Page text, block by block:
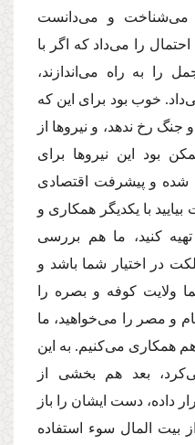
مى‌شناخت و مى‌دانست
را مى‌داد كه اگر با
را به راه مى‌اندازند،
خوب بود براى این كه
رخ ندهد، و نیروها از
بود این نیروها براى
شده و پیشرفت اقتصادى
با یكدیگر همكارى و
كنید، ما هم بررسى
در اختیار شما باشد و
ولایت كوفه و بصره را
و مصر را مى‌خواهید، ما
همكارى مى‌كنیم. به این
بعد هم بخشى از
داده، دست ایشان را باز
بیت المال سوء استفاده